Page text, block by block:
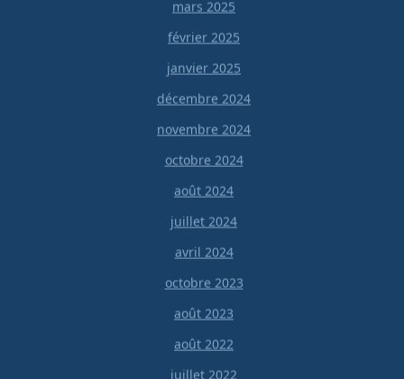
mars 2025
février 2025
janvier 2025
décembre 2024
novembre 2024
octobre 2024
août 2024
juillet 2024
avril 2024
octobre 2023
août 2023
août 2022
juillet 2022